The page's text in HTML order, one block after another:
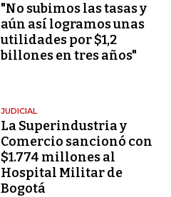
"No subimos las tasas y
aún así logramos unas
utilidades por $1,2
billones en tres años"
JUDICIAL
La Superindustria y
Comercio sancionó con
$1.774 millones al
Hospital Militar de
Bogotá